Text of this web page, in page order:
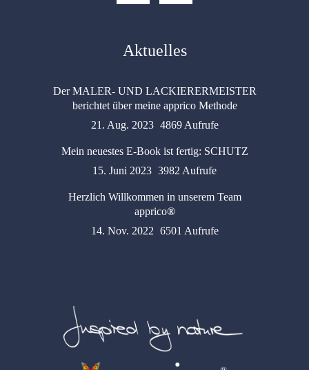
Aktuelles
Der MALER- UND LACKIERERMEISTER
berichtet über meine apprico Methode
21. Aug. 2023 4869 Aufrufe
Mein neuestes E-Book ist fertig: SCHUTZ
15. Juni 2023 3982 Aufrufe
Herzlich Willkommen in unserem Team
apprico®
14. Nov. 2022 6501 Aufrufe